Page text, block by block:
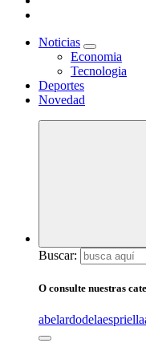
Noticias
Economia
Tecnologia
Deportes
Novedad
Buscar:
O consulte nuestras
abelardodelaespriella